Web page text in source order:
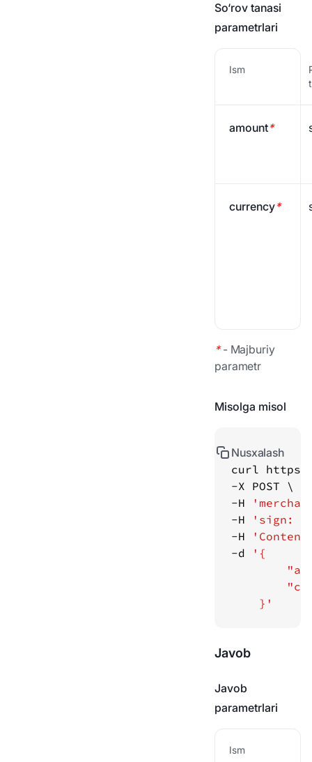
So‘rov tanasi
parametrlari
Ism
amount*
currency*
*- Majburiy
parametr
Misolga misol
curl https:
-H
-H
'sign:
-H
-d
    }'
Nusxalash
Javob
Javob
parametrlari
Ism